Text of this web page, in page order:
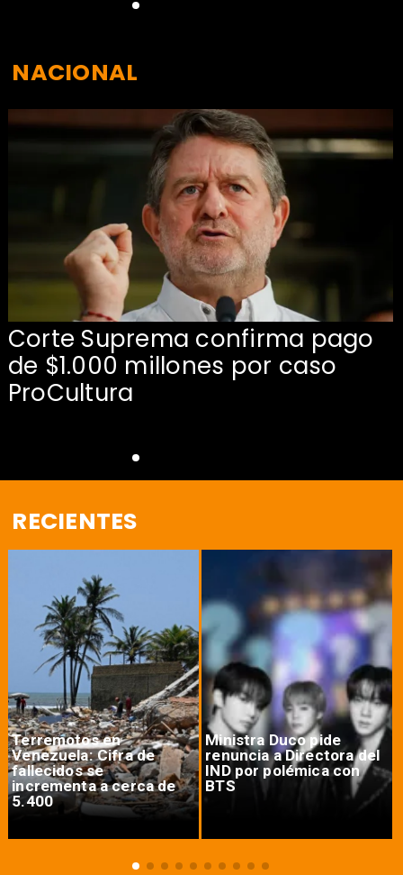
Corte Suprema confirma pago
de $1.000 millones por caso
ProCultura
NACIONAL
RECIENTES
Terremotos en
Venezuela: Cifra de
fallecidos se
incrementa a cerca de
5.400
Ministra Duco pide
renuncia a Directora del
IND por polémica con
BTS